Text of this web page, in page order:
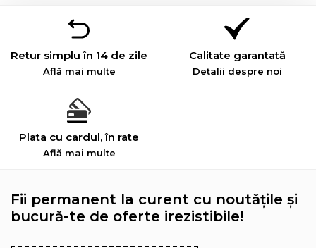
Retur simplu în 14 de zile
Află mai multe
Calitate garantată
Detalii despre noi
Plata cu cardul, în rate
Află mai multe
Fii permanent la curent cu noutățile și
bucură-te de oferte irezistibile!